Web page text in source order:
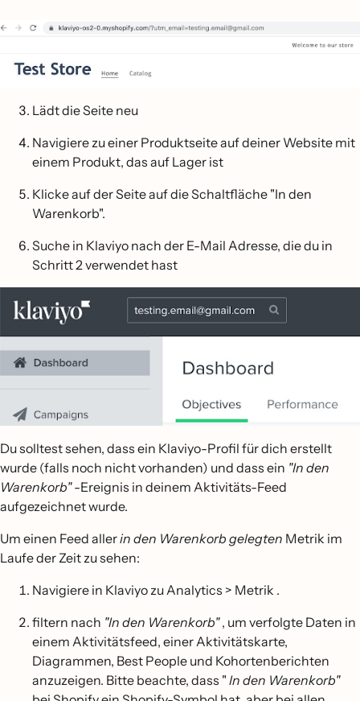
Lädt die Seite neu
Navigiere zu einer Produktseite auf deiner Website mit
einem Produkt, das auf Lager ist
Klicke auf der Seite auf die Schaltfläche "In den
Warenkorb".
Suche in Klaviyo nach der E-Mail Adresse, die du in
Schritt 2 verwendet hast
Du solltest sehen, dass ein Klaviyo-Profil für dich erstellt
wurde (falls noch nicht vorhanden) und dass ein "In den
Warenkorb"-Ereignis in deinem Aktivitäts-Feed
aufgezeichnet wurde.
Um einen Feed allerin den Warenkorb gelegten Metrik im
Laufe der Zeit zu sehen:
Navigiere in Klaviyo zu Analytics > Metrik .
filtern nach "In den Warenkorb", um verfolgte Daten in
einem Aktivitätsfeed, einer Aktivitätskarte,
Diagrammen, Best People und Kohortenberichten
anzuzeigen. Bitte beachte, dass " In den Warenkorb"